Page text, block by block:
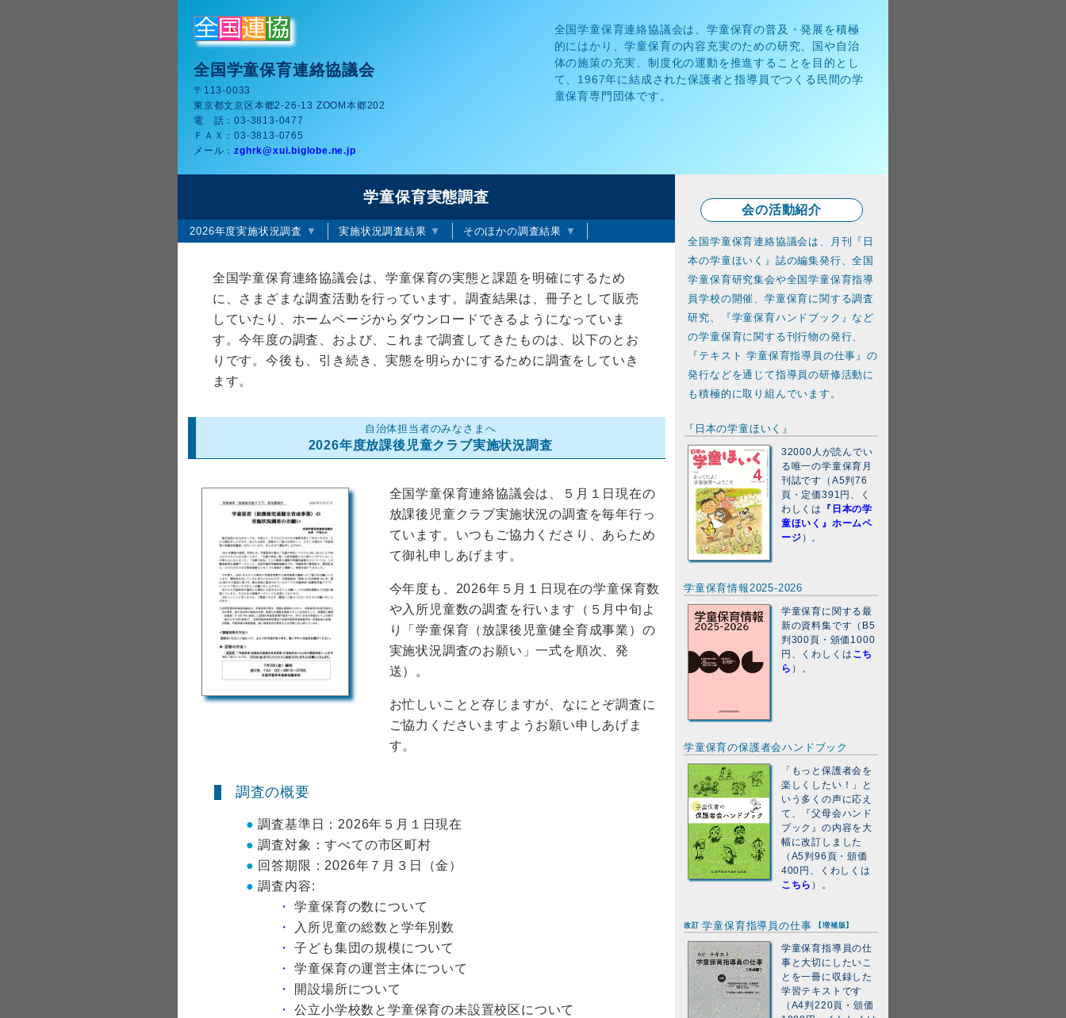
全国学童保育連絡協議会
〒113-0033
東京都文京区本郷2-26-13 ZOOM本郷202
電 話：03-3813-0477
ＦＡＸ：03-3813-0765
メール：zghrk xui.biglobe.ne.jp
全国学童保育連絡協議会は、学童保育の普及・発展を積極
的にはかり、学童保育の内容充実のための研究、国や自治
体の施策の充実、制度化の運動を推進することを目的とし
て、1967年に結成された保護者と指導員でつくる民間の学
童保育専門団体です。
学童保育実態調査
2026年度実施状況調査 実施状況調査結果 そのほかの調査結果
全国学童保育連絡協議会は、学童保育の実態と課題を明確にするため
に、さまざまな調査活動を行っています。調査結果は、冊子として販売
していたり、ホームページからダウンロードできるようになっていま
す。今年度の調査、および、これまで調査してきたものは、以下のとお
りです。今後も、引き続き、実態を明らかにするために調査をしていき
ます。
自治体担当者のみなさまへ
2026年度放課後児童クラブ実施状況調査
全国学童保育連絡協議会は、５月１日現在の
放課後児童クラブ実施状況の調査を毎年行っ
ています。いつもご協力くださり、あらため
て御礼申しあげます。
今年度も、2026年５月１日現在の学童保育数
や入所児童数の調査を行います（５月中旬よ
り「学童保育（放課後児童健全育成事業）の
実施状況調査のお願い」一式を順次、発
送）。
お忙しいことと存じますが、なにとぞ調査に
ご協力くださいますようお願い申しあげま
す。
調査の概要
調査基準日：2026年５月１日現在
調査対象：すべての市区町村
回答期限：2026年７月３日（金）
調査内容:
学童保育の数について
入所児童の総数と学年別数
子ども集団の規模について
学童保育の運営主体について
開設場所について
公立小学校数と学童保育の未設置校区について
会の活動紹介
全国学童保育連絡協議会は、
月刊『日
本の学童ほいく』誌の編集発行、全国
学童保育研究集会や全国学童保育指導
員学校の開催、学童保育に関する調査
研究、『学童保育ハンドブック』など
の学童保育に関する刊行物の発行、
『テキスト 学童保育指導員の仕事』の
発行などを通じて指導員の研修活動に
も積極的に取り組んでいます。
『日本の学童ほいく』
32000人が読んでい
る唯一の学童保育月
刊誌です（A5判76
頁・定価391円、く
わしくは
『日本の学
童ほいく』ホームペ
ージ ）。
学童保育情報2025-2026
学童保育に関する最
新の資料集です（B5
判300頁・頒価1000
円、くわしくは こち
ら ）。
学童保育の保護者会ハンドブック
「もっと保護者会を
楽しくしたい！」と
いう多くの声に応え
て、『父母会ハンド
ブック』の内容を大
幅に改訂しました
（A5判96頁・頒価
400円、くわしくは
こちら ）。
改訂学童保育指導員の仕事 【増補版】
学童保育指導員の仕
事と大切にしたいこ
とを一冊に収録した
学習テキストです
（A4判220頁・頒価